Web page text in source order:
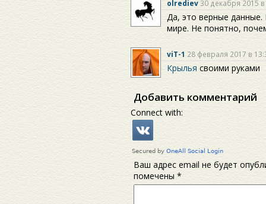
olrediev30 декабря 2015
Да, это верные
мире. Не понятно,
viT-1 28 февраля 2017 в
Крылья своими руками
Добавить комментарий
Connect with:
Ваш адрес email не будет
помечены *